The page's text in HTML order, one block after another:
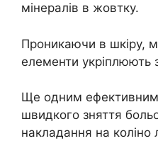
мінералів в жовтку.
Проникаючи в шкіру,
елементи укріплюють
Ще одним
швидкого зняття
накладання на коліно